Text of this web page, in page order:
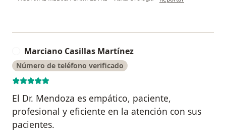
Marciano Casillas Martínez
Número de teléfono verificado
El Dr. Mendoza es empático, paciente,
profesional y eficiente en la atención con sus
pacientes.